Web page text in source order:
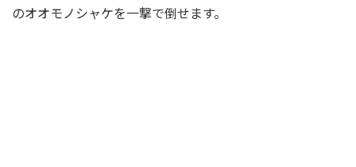
のオオモノシャケを一撃で倒せます。